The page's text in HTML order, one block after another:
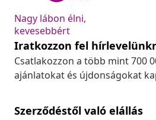
Nagy lábon élni,
kevesebbért
Iratkozzon fel
Csatlakozzon a több mint 700
ajánlatokat és újdonságokat
Szerződéstől való elállás